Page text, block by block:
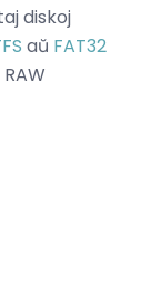
diskoj
aŭ FAT32